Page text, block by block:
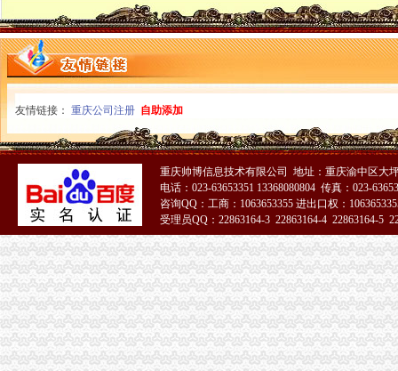
南方媒：北京市君合律师事务所关于南方出版媒股份有限公司发行
发点好东西上来：）全国各地户外用品店详解-旅游（Travel）版-北大
分类信息(图)(2014-12-3016:09:02)_网易新闻
华立业：2008年度审计报告_证券之星
宝山区（黑龙江省双鸭山市辖区）-搜百科
重庆数码电脑公司-顺企网重庆黄页
广州内饰清洗：燃油系统保养GUNKM2616-油箱及油管路清洗-广州
华立产业集团有限公司审计报告_上市公司_新浪财经_新浪网
发点好东西上来：）全国各地户外用品店详解-旅游（Travel）版-北大
重庆义乌小商品营销定位招商策划方案.doc
《重庆义乌小商品城营销定位招商策划方案》.doc
华立业：2008年半年度报告_证券之星
分类信息(图)(2014-12-3016:09:02)_网易新闻
华立业：2009年半年度报告_证券之星
华立业：2008年半年度报告_证券之星
华立业：2008年度审计报告_证券之星
中国房地产开发企业名录—6-敖汉开发区招商网-中国招商引资信
开埠及陪都时期重庆历史建筑-鑫森淼垚
宝山区（黑龙江省双鸭山市辖区）-搜百科
友情链接： 重庆公司注册 自助添加
重庆帅博信息技术有限公司 地址：重庆渝中区大
电话：023-63653351 13368080804 传真：023-
咨询QQ：工商：1063653355 进出口权：
受理员QQ：22863164-3 22863164-4 22863164-5
51La